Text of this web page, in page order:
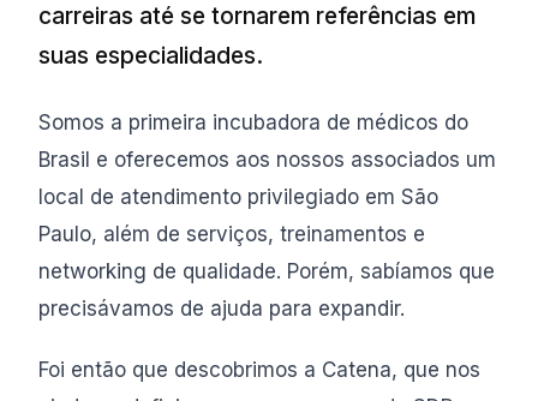
carreiras até se tornarem referências em
suas especialidades.
Somos a primeira incubadora de médicos do
Brasil e oferecemos aos nossos associados um
local de atendimento privilegiado em São
Paulo, além de serviços, treinamentos e
networking de qualidade. Porém, sabíamos que
precisávamos de ajuda para expandir.
Foi então que descobrimos a Catena, que nos